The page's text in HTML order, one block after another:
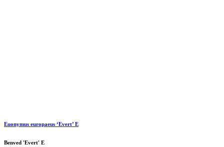
Euonymus europaeus ‘Evert’ E
Benved 'Evert' E